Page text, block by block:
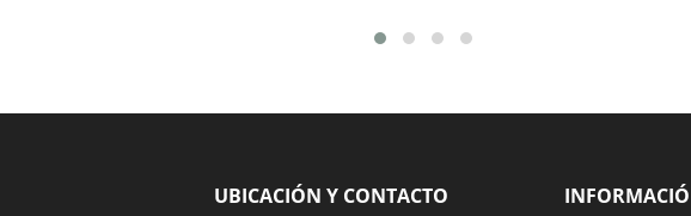
UBICACIÓN Y CONTACTO